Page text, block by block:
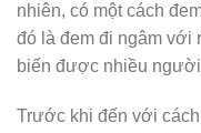
nhiên, có một cách
đó là đem đi ngâm với
biến được nhiều
Trước khi đến với